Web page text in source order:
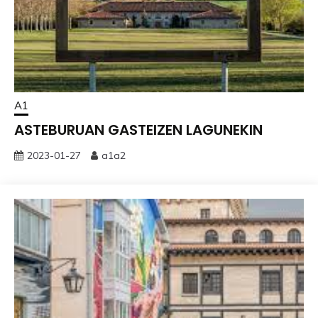
A1
ASTEBURUAN GASTEIZEN LAGUNEKIN
2023-01-27 a1a2